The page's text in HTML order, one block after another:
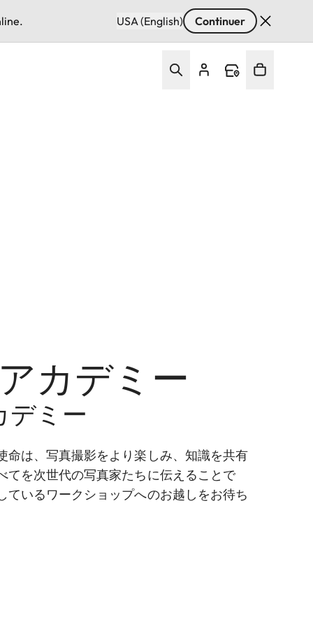
USA (English) Continuer
カデミー
デミー
命は、写真撮影をより楽しみ、知識を共有
てを次世代の写真家たちに伝えることで
ているワークショップへのお越しをお待ち